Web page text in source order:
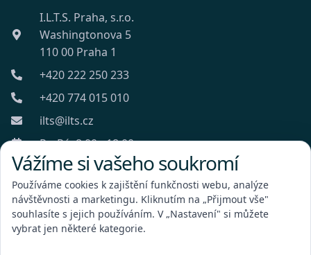
I.L.T.S. Praha, s.r.o.
Washingtonova 5
110 00 Praha 1
+420 222 250 233
+420 774 015 010
ilts@ilts.cz
Po-Pá: 8:00 - 18:00
Vážíme si vašeho soukromí
Používáme cookies k zajištění funkčnosti webu, analýze
návštěvnosti a marketingu. Kliknutím na „Přijmout vše"
souhlasíte s jejich používáním. V „Nastavení" si můžete
vybrat jen některé kategorie.